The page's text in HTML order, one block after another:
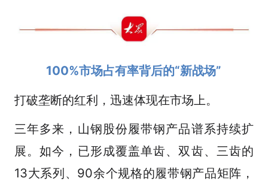
100%市场占有率背后的“新战场”
打破垄断的红利，迅速体现在市场上。
三年多来，山钢股份履带钢产品谱系持续扩
展。如今，已形成覆盖单齿、双齿、三齿的
13大系列、90余个规格的履带钢产品矩阵，